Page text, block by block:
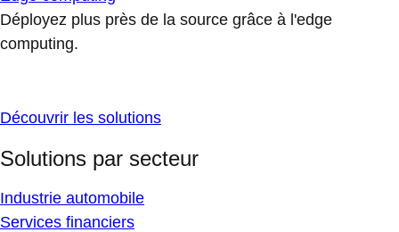
Déployez plus près de la source grâce à l'edge
computing.
Découvrir les solutions
Solutions par secteur
Industrie automobile
Services financiers